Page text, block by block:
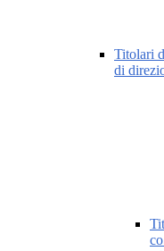
Titolari
di